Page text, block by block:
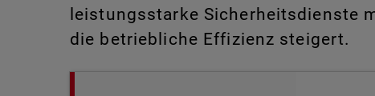
leistungsstarke Sicherheitsdienste
die betriebliche Effizienz steigert.